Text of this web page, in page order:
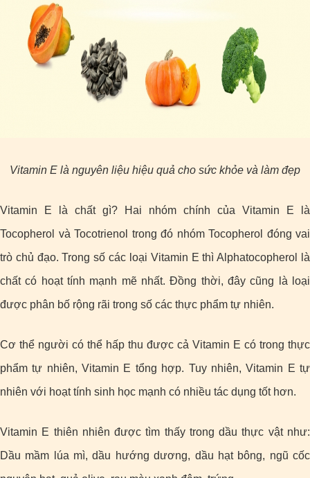
Vitamin E là nguyên liệu hiệu quả cho sức khỏe và làm đẹp
Vitamin E là chất gì? Hai nhóm chính của Vitamin E là
Tocopherol và Tocotrienol trong đó nhóm Tocopherol đóng vai
trò chủ đạo. Trong số các loại Vitamin E thì Alphatocopherol là
chất có hoạt tính mạnh mẽ nhất. Đồng thời, đây cũng là loại
được phân bố rộng rãi trong số các thực phẩm tự nhiên.
Cơ thể người có thể hấp thu được cả Vitamin E có trong thực
phẩm tự nhiên, Vitamin E tổng hợp. Tuy nhiên, Vitamin E tự
nhiên với hoạt tính sinh học mạnh có nhiều tác dụng tốt hơn.
Vitamin E thiên nhiên được tìm thấy trong dầu thực vật như:
Dầu mầm lúa mì, dầu hướng dương, dầu hạt bông, ngũ cốc